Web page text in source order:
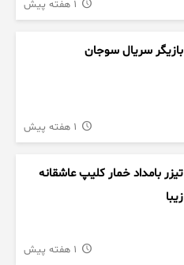
بازیگر سریال سوجان
تیزر بامداد خمار کلیپ عاشقانه
زیبا